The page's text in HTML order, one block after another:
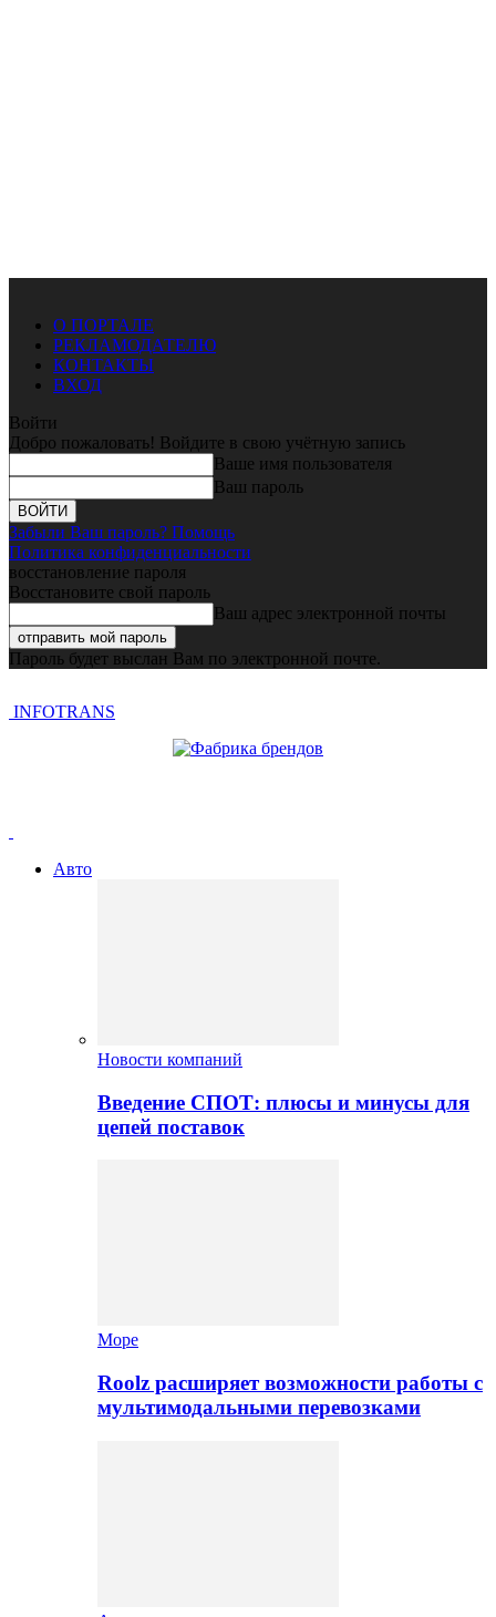
О ПОРТАЛЕ
РЕКЛАМОДАТЕЛЮ
КОНТАКТЫ
ВХОД
Войти
Добро пожаловать! Войдите в свою учётную запись
Ваше имя пользователя
Ваш пароль
Забыли Ваш пароль? Помощь
Политика конфиденциальности
восстановление пароля
Восстановите свой пароль
Ваш адрес электронной почты
Пароль будет выслан Вам по электронной почте.
INFOTRANS
Авто
Новости компаний
Введение СПОТ: плюсы и минусы для
цепей поставок
Море
Roolz расширяет возможности работы с
мультимодальными перевозками